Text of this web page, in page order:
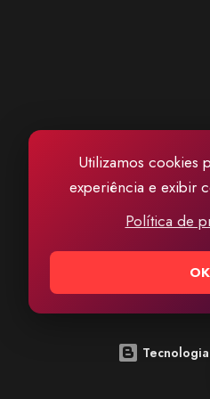
Utilizamos cookies
experiência e exibir
Política de
OK